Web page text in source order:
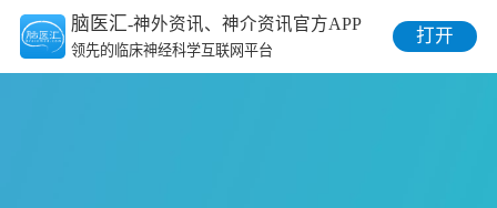
脑医汇-神外资讯、神介资讯官方APP
领先的临床神经科学互联网平台
打开